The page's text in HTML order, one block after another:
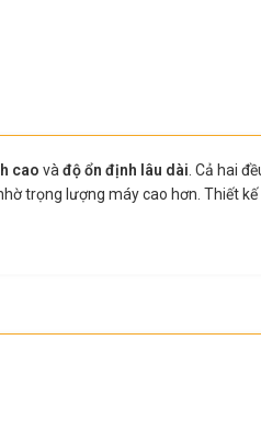
cao và độ ổn định lâu dài . Cả hai
trọng lượng máy cao hơn. Thiết kế